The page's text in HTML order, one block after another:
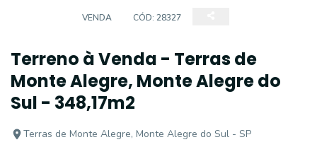
VENDA CÓD: 28327
Terreno à Venda - Terras de
Monte Alegre, Monte Alegre do
Sul - 348,17m2
Terras de Monte Alegre, Monte Alegre do Sul - SP